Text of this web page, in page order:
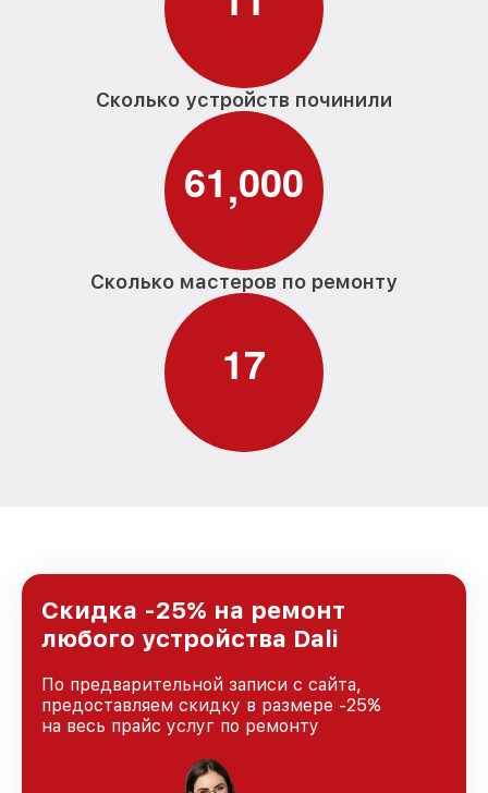
Сколько устройств починили
61,000
Сколько мастеров по ремонту
17
Скидка -25% на ремонт
любого устройства Dali
По предварительной записи с сайта,
предоставляем скидку в размере -25%
на весь прайс услуг по ремонту